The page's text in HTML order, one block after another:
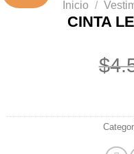
Inicio /
CINTA
$